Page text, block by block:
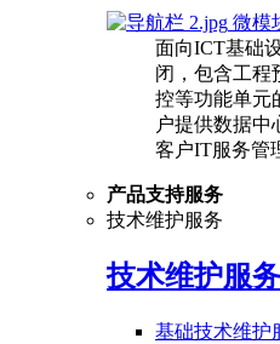
微模
面向ICT基础
闭，包含工程
控等功能单元
户提供数据中
客户IT服务管
产品支持服务
技术维护服务
技术维护服务
基础技术维护